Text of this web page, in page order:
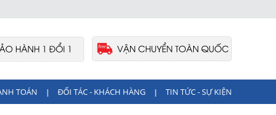
TOÁN ĐỐI TÁC - KHÁCH HÀNG TIN TỨC - SỰ KIỆN